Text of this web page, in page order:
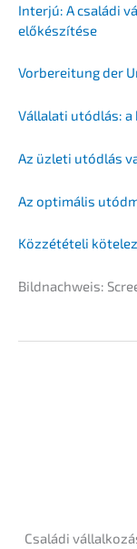
Inter­jú: A csalá­di
előkészítése
Vorbe­rei­tung der
Vállala­ti utódlás:
Az üzleti utódlás
Az optimá­lis
Közzé­té­te­li
Bildnach­weis:
Csalá­di